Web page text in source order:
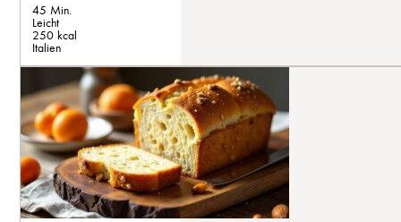
45 Min.
Leicht
250 kcal
Italien